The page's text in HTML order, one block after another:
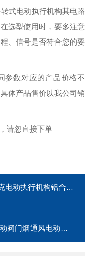
式电动执行机构其电路
选型使用时，要多注意
、信号是否符合您的要
参数对应的产品价格不
体产品售价以我公司销
请忽直接下单
构铝合金箱体太阳能控制
烟通风电动执行机构